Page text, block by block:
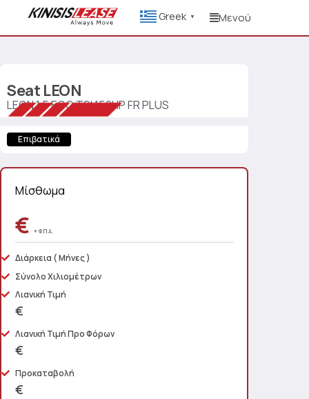
Greek ▼ Μενού
Seat LEON
LEON 1.5 ECO TSI 150HP FR PLUS
Επιβατικά
Μίσθωμα
€ + Φ.Π.Α.
Διάρκεια ( Μήνες )
Σύνολο Χιλιομέτρων
Λιανική Τιμή
€
Λιανική Τιμή Προ Φόρων
€
Προκαταβολή
€